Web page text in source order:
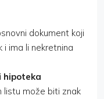
dokument koji
ima li nekretnina
hipoteka
listu može biti znak